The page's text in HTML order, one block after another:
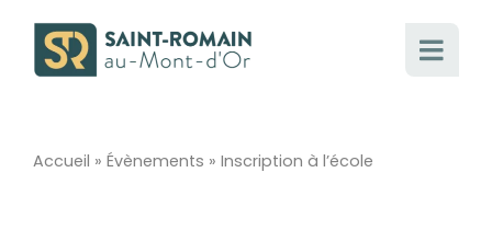
Accueil » Évènements » Inscription à l’école